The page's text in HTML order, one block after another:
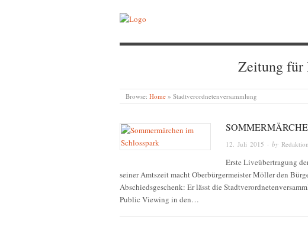
Zeitung für
Browse: Home » Stadtverordnetenversammlung
12. Juli 2015 · by
Erste Liveübertragung
seiner Amtszeit macht Oberbürgermeister Möller den
Abschiedsgeschenk: Er lässt die
Public Viewing in den…